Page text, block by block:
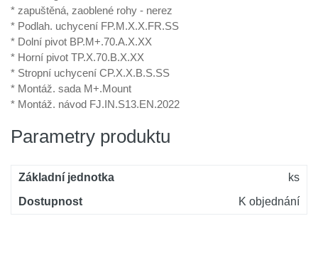
* zapuštěná, zaoblené rohy - nerez
* Podlah. uchycení FP.M.X.X.FR.SS
* Dolní pivot BP.M+.70.A.X.XX
* Horní pivot TP.X.70.B.X.XX
* Stropní uchycení CP.X.X.B.S.SS
* Montáž. sada M+.Mount
* Montáž. návod FJ.IN.S13.EN.2022
Parametry produktu
Základní jednotka
ks
Dostupnost
K objednání